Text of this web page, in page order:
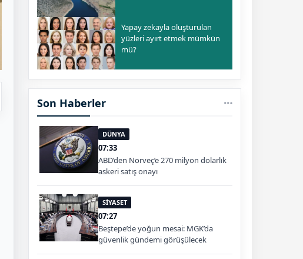
Yapay zekayla oluşturulan
yüzleri ayırt etmek mümkün
mü?
Son Haberler
DÜNYA
07:33
ABD’den Norveç’e 270 milyon dolarlık
askeri satış onayı
SİYASET
07:27
Beştepe’de yoğun mesai: MGK’da
güvenlik gündemi görüşülecek